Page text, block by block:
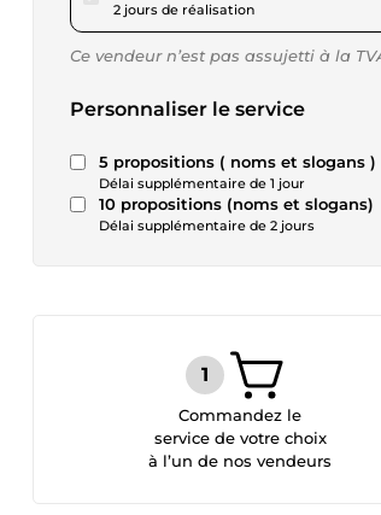
2 jours de réalisation
Ce vendeur n’est pas assujetti à la
Personnaliser le service
5 propositions ( noms et slogans )
Délai supplémentaire de 1 jour
10 propositions (noms et slogans)
Délai supplémentaire de 2 jours
Commandez le
service de votre choix
à l’un de nos vendeurs